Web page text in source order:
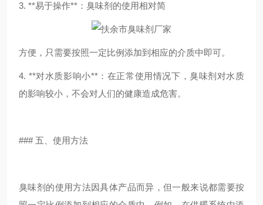
3. **易于操作**：臭味剂的使用相对简
方便，只需要按照一定比例添加到相应的介质中即可。
4. **对水质影响小**：在正常使用情况下，臭味剂对水质
的影响较小，不会对人们的健康造成危害。
### 五、使用方法
臭味剂的使用方法因具体产品而异，但一般来说都需要按